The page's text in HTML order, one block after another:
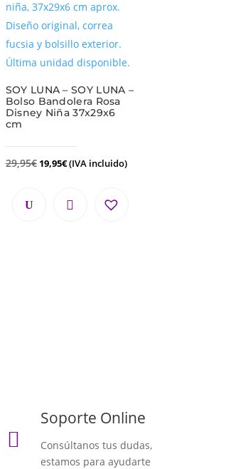
SOY LUNA – SOY LUNA –
Bolso Bandolera Rosa
Disney Niña 37x29x6
cm
29,95€ 19,95€(IVA incluido)

Soporte Online
Consúltanos tus dudas,
estamos para ayudarte